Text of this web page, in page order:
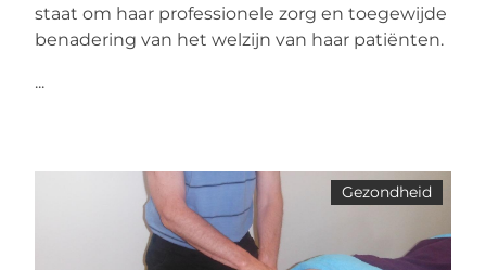
staat om haar professionele zorg en toegewijde
benadering van het welzijn van haar patiënten.
...
Gezondheid